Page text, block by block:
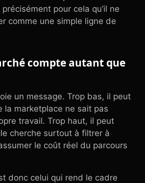
précisément pour cela qu’il ne
comme une simple ligne de
compte autant que
un message. Trop bas, il peut
la marketplace ne sait pas
travail. Trop haut, il peut
cherche surtout à filtrer à
le coût réel du parcours
donc celui qui rend le cadre